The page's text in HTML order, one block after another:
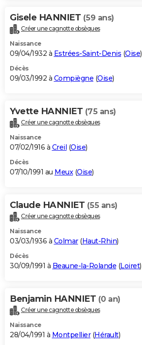
Gisele HANNIET (59 ans)
Créer une cagnotte obsèques
Naissance
09/04/1932 à Estrées-Saint-Denis (Oise)
Décès
09/03/1992 à Compiègne (Oise)
Yvette HANNIET (75 ans)
Créer une cagnotte obsèques
Naissance
07/02/1916 à Creil (Oise)
Décès
07/10/1991 au Meux(Oise)
Claude HANNIET (55 ans)
Créer une cagnotte obsèques
Naissance
03/03/1936 à Colmar(Haut-Rhin)
Décès
30/09/1991 à Beaune-la-Rolande (Loiret)
Benjamin HANNIET (0 an)
Créer une cagnotte obsèques
Naissance
28/04/1991 à Montpellier(Hérault)